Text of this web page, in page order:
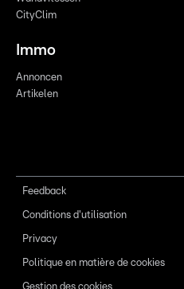
CityClim
Immo
Annoncen
Artikelen
Feedback
Conditions d'utilisation
Privacy
Politique en matière de cookies